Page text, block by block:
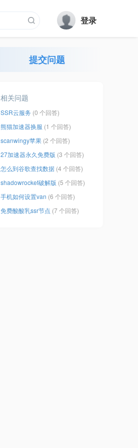
登录
提交问题
相关问题
SSR云服务 (0 个回答)
熊猫加速器换服 (1 个回答)
scanwingy苹果 (2 个回答)
27加速器永久免费版 (3 个回答)
怎么到谷歌查找数据 (4 个回答)
shadowrocket破解版 (5 个回答)
手机如何设置van (6 个回答)
免费酸酸乳ssr节点 (7 个回答)